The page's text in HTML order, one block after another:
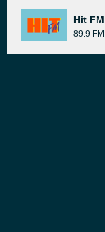
Hit FM
89.9 FM